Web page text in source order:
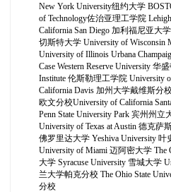
New York University纽约大学
of Technology佐治亚理工学院
California San Diego 加利福尼亚大
切斯特大学 University of
University of Illinois Urbana
Case Western Reserve University 华
Institute 伦斯勒理工学院 University
California Davis 加州大学戴维斯分
欧文分校University of California
Penn State University Park 宾州州立
University of Texas at Austin 德克
佛罗里达大学 Yeshiva University
University of Miami 迈阿密大学 The
大学 Syracuse University 雪城大学
兰大学帕克分校 The Ohio State
分校